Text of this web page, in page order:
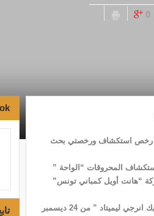
0
مددت وزارة الصناعة والطاقة والمناجم، بعنوان القوة القاهرة، في صلوحية 8 رخص محروقات من بينها 6 رخص استكشاف ورخصتي بحث
الرسمي عدد 32 لسنة 2021 ، عن تمديد رخصة استكشاف المحروقات “الواحة ”
البترولية وشركة “هانت أويل كمباني تونس”
ومددت الوزارة رخصة الاستكشاف “تسكرايا ” لفائدة المؤسسة التونسية للانشطة البترولية و “بانيوسيانيك انرجي ليميتاد ” من 24 ديسمبر